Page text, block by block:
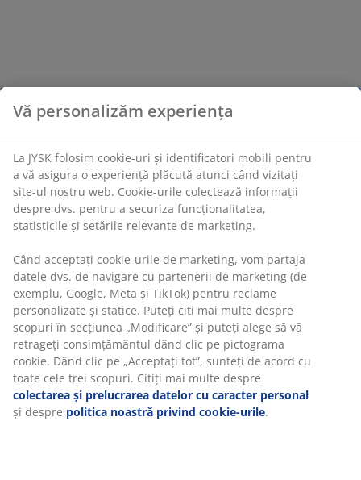
Vă personalizăm experiența
La JYSK folosim cookie-uri și identificatori mobili pentru
a vă asigura o experiență plăcută atunci când vizitați
site-ul nostru web. Cookie-urile colectează informații
despre dvs. pentru a securiza funcționalitatea,
statisticile și setările relevante de marketing.
Când acceptați cookie-urile de marketing, vom partaja
datele dvs. de navigare cu partenerii de marketing (de
exemplu, Google, Meta și TikTok) pentru reclame
personalizate și statice. Puteți citi mai multe despre
scopuri în secțiunea „Modificare” și puteți alege să vă
retrageți consimțământul dând clic pe pictograma
cookie. Dând clic pe „Acceptați tot”, sunteți de acord cu
toate cele trei scopuri. Citiți mai multe despre
colectarea și prelucrarea datelor cu caracter personal
și despre politica noastră privind cookie-urile.